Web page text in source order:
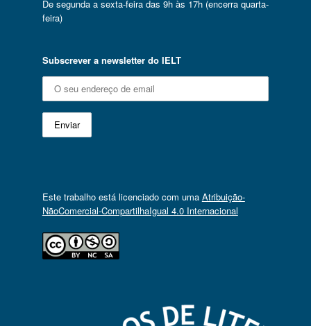
De segunda a sexta-feira das 9h às 17h (encerra quarta-
feira)
Subscrever a newsletter do IELT
Este trabalho está licenciado com uma Atribuição-
NãoComercial-CompartilhaIgual 4.0 Internacional